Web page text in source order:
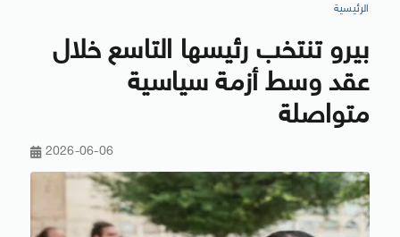
الرئيسية
بيرو تنتخب رئيسها التاسع خلال
عقد وسط أزمة سياسية
متواصلة
2026-06-06